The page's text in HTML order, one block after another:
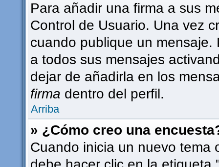
Para añadir una firma a sus
Control de Usuario. Una vez
cuando publique un
a todos sus mensajes
dejar de añadirla en los
firma dentro del perfil.
Arriba
» ¿Cómo creo una
Cuando inicia un nuevo tema